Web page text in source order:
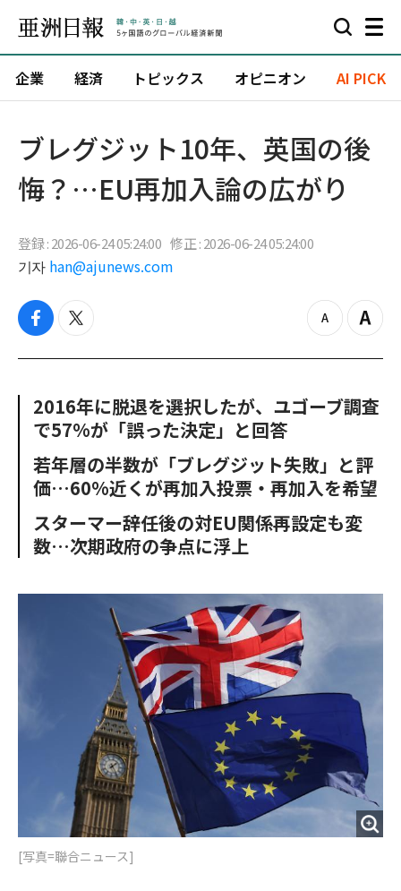
企業 経済 トピックス オピニオン AI PICK
ブレグジット10年、英国の後
悔？…EU再加入論の広がり
登録 : 2026-06-24 05:24:00 修正 : 2026-06-24 05:24:00
기자 han@ajunews.com
f
c
o
o
t
i
e
r
z
o
u
Z
o
n
2016年に脱退を選択したが、ユゴーブ調査
で57%が「誤った決定」と回答
若年層の半数が「ブレグジット失敗」と評
価…60%近くが再加入投票・再加入を希望
スターマー辞任後の対EU関係再設定も変
数…次期政府の争点に浮上
[写真=聯合ニュース]